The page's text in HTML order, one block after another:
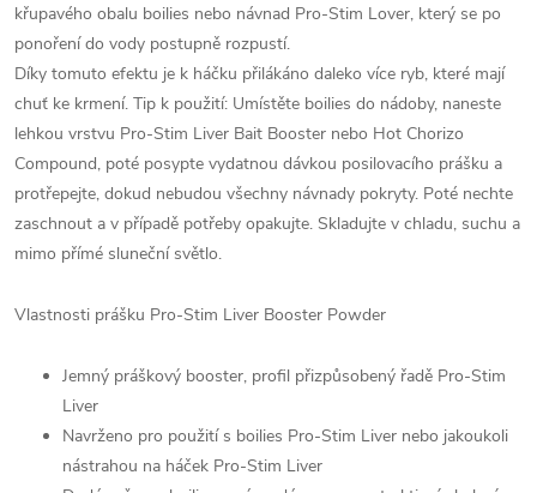
křupavého obalu boilies nebo návnad Pro-Stim Lover, který se po
ponoření do vody postupně rozpustí.
Díky tomuto efektu je k háčku přilákáno daleko více ryb, které mají
chuť ke krmení. Tip k použití: Umístěte boilies do nádoby, naneste
lehkou vrstvu Pro-Stim Liver Bait Booster nebo Hot Chorizo
Compound, poté posypte vydatnou dávkou posilovacího prášku a
protřepejte, dokud nebudou všechny návnady pokryty. Poté nechte
zaschnout a v případě potřeby opakujte. Skladujte v chladu, suchu a
mimo přímé sluneční světlo.
Vlastnosti prášku Pro-Stim Liver Booster Powder
Jemný práškový booster, profil přizpůsobený řadě Pro-Stim
Liver
Navrženo pro použití s boilies Pro-Stim Liver nebo jakoukoli
nástrahou na háček Pro-Stim Liver